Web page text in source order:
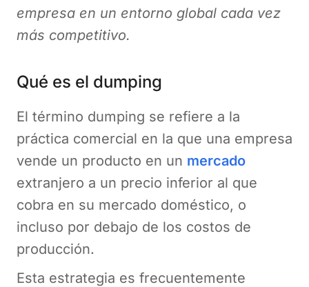
empresa en un entorno global cada vez
más competitivo.
Qué es el dumping
El término dumping se refiere a la
práctica comercial en la que una empresa
vende un producto en un mercado
extranjero a un precio inferior al que
cobra en su mercado doméstico, o
incluso por debajo de los costos de
producción.
Esta estrategia es frecuentemente